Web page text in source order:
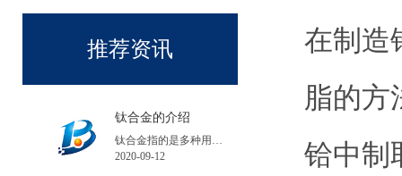
在制造
脂的方
铪中制
推荐资讯
钛合金的介绍
钛合金指的是多种用钛与其他金属制成的合金金属。
2020-09-12